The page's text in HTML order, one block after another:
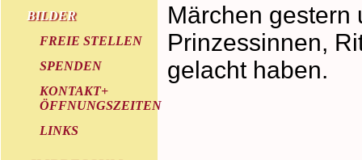
BILDER
FREIE STELLEN
SPENDEN
KONTAKT+
ÖFFNUNGSZEITEN
LINKS
Märchen gestern
Prinzessinnen,
gelacht haben.